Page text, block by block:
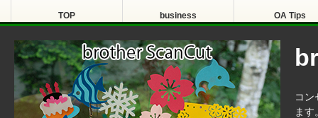
TOP business OA Tips
コン
ます